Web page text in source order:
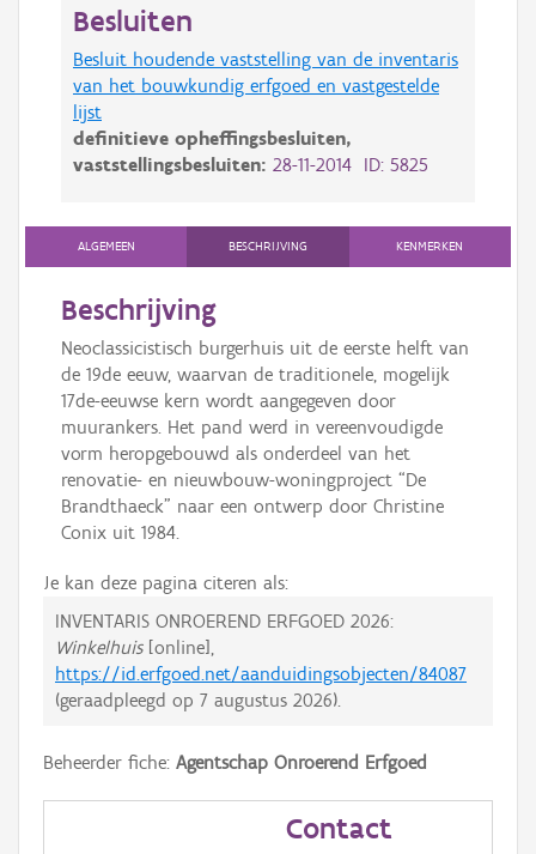
Besluiten
Besluit houdende vaststelling van de inventaris
van het bouwkundig erfgoed en vastgestelde
lijst
definitieve opheffingsbesluiten,
vaststellingsbesluiten: 28-11-2014 ID: 5825
ALGEMEEN BESCHRIJVING KENMERKEN
Beschrijving
Neoclassicistisch burgerhuis uit de eerste helft van
de 19de eeuw, waarvan de traditionele, mogelijk
17de-eeuwse kern wordt aangegeven door
muurankers. Het pand werd in vereenvoudigde
vorm heropgebouwd als onderdeel van het
renovatie- en nieuwbouw-woningproject “De
Brandthaeck” naar een ontwerp door Christine
Conix uit 1984.
Je kan deze pagina citeren als:
INVENTARIS ONROEREND ERFGOED 2026:
Winkelhuis[online],
https://id.erfgoed.net/aanduidingsobjecten/84087
(geraadpleegd op 7 augustus 2026).
Beheerder fiche: Agentschap Onroerend Erfgoed
Contact